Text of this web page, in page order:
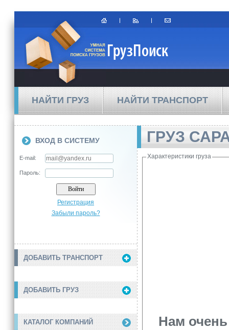
НАЙТИ ГРУЗ НАЙТИ ТРАНСПОРТ
ВХОД В СИСТЕМУ
E-mail:
Пароль:
Регистрация
Забыли пароль?
ДОБАВИТЬ ТРАНСПОРТ
ДОБАВИТЬ ГРУЗ
КАТАЛОГ КОМПАНИЙ
ГРУЗ
Характеристики груза
Нам очень